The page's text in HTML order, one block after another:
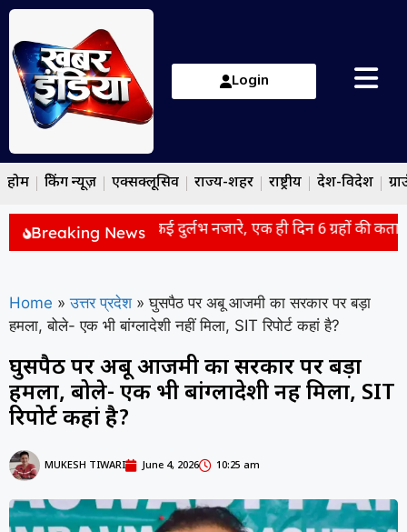
Login
होम ब्रेकिंग न्यूज़ एक्सक्लूसिव राज्य-शहर राष्ट्रीय देश-विदेश
Breaking News
को आसमान में दिखेंगे कई दुर्लभ नजारे, एक ही दिन 6 ग्रहों की कतार,
Home » उत्तर प्रदेश » घुसपैठ पर अबू आजमी का सरकार पर बड़ा
हमला, बोले- एक भी बांग्लादेशी नहीं मिला, SIT रिपोर्ट कहां है?
घुसपैठ पर अबू आजमी का सरकार पर बड़ा
हमला, बोले- एक भी बांग्लादेशी नहीं मिला, SIT
रिपोर्ट कहां है?
MUKESH TIWARI June 4, 2026 10:25 am